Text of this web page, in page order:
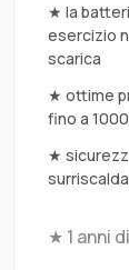
★ la
esercizio
scarica
★ ottime
fino a
★
★ 1 anni